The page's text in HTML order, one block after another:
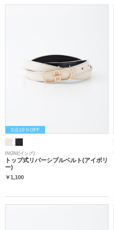
2点10％OFF
INGNI(イング)
トップ式リバーシブルベルト(アイボリ
ー)
￥1,100